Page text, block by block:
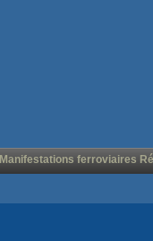
Manifestations ferroviaires